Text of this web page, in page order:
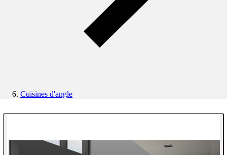
Cuisines d'angle